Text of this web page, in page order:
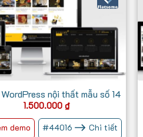
WordPress nội thất mẫu số 14
1.500.000 ₫
demo
#44016 Chi tiết